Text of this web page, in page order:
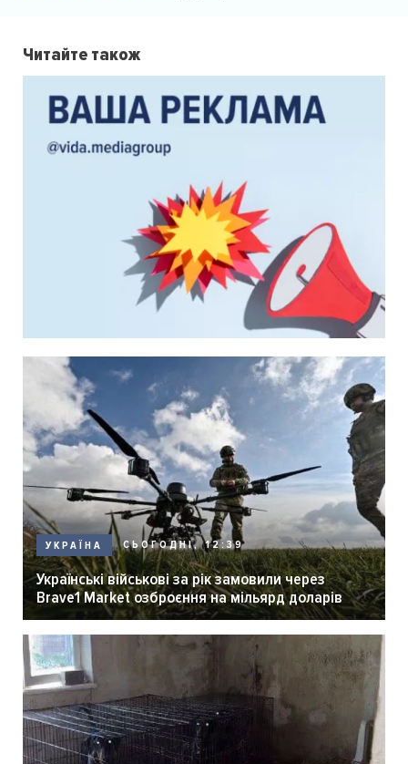
Читайте також
УКРАЇНА СЬОГОДНІ, 12:39
Українські військові за рік замовили через
Brave1 Market озброєння на мільярд доларів